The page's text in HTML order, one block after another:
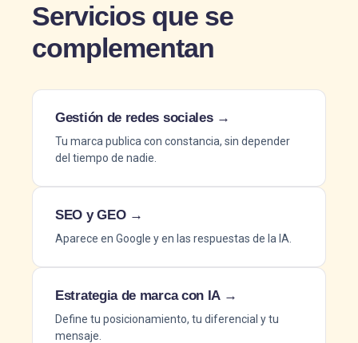
Servicios que se
complementan
Gestión de redes sociales →
Tu marca publica con constancia, sin depender
del tiempo de nadie.
SEO y GEO →
Aparece en Google y en las respuestas de la IA.
Estrategia de marca con IA →
Define tu posicionamiento, tu diferencial y tu
mensaje.